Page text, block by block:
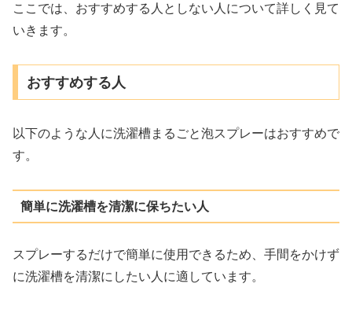
ここでは、おすすめする人としない人について詳しく見て
いきます。
おすすめする人
以下のような人に洗濯槽まるごと泡スプレーはおすすめで
す。
簡単に洗濯槽を清潔に保ちたい人
スプレーするだけで簡単に使用できるため、手間をかけず
に洗濯槽を清潔にしたい人に適しています。